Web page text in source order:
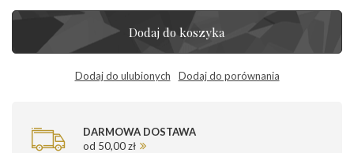
Dodaj do koszyka
Dodaj do ulubionych Dodaj do porównania
DARMOWA DOSTAWA
od 50,00 zł